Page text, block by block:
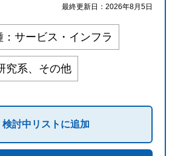
最終更新日：2026年8月5日
：サービス・インフラ
究系、その他
討中リストに追加